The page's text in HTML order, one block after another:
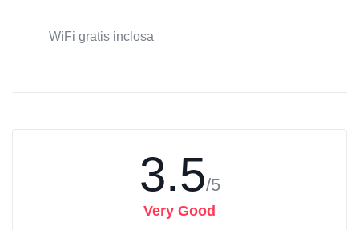
WiFi gratis inclosa
3.5/5
Very Good